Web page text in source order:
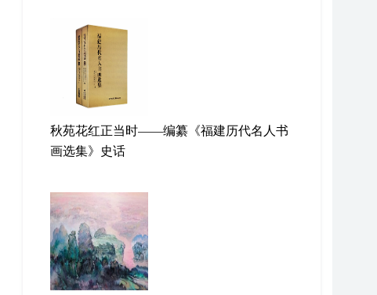
秋苑花红正当时——编纂《福建历代名人书
画选集》史话